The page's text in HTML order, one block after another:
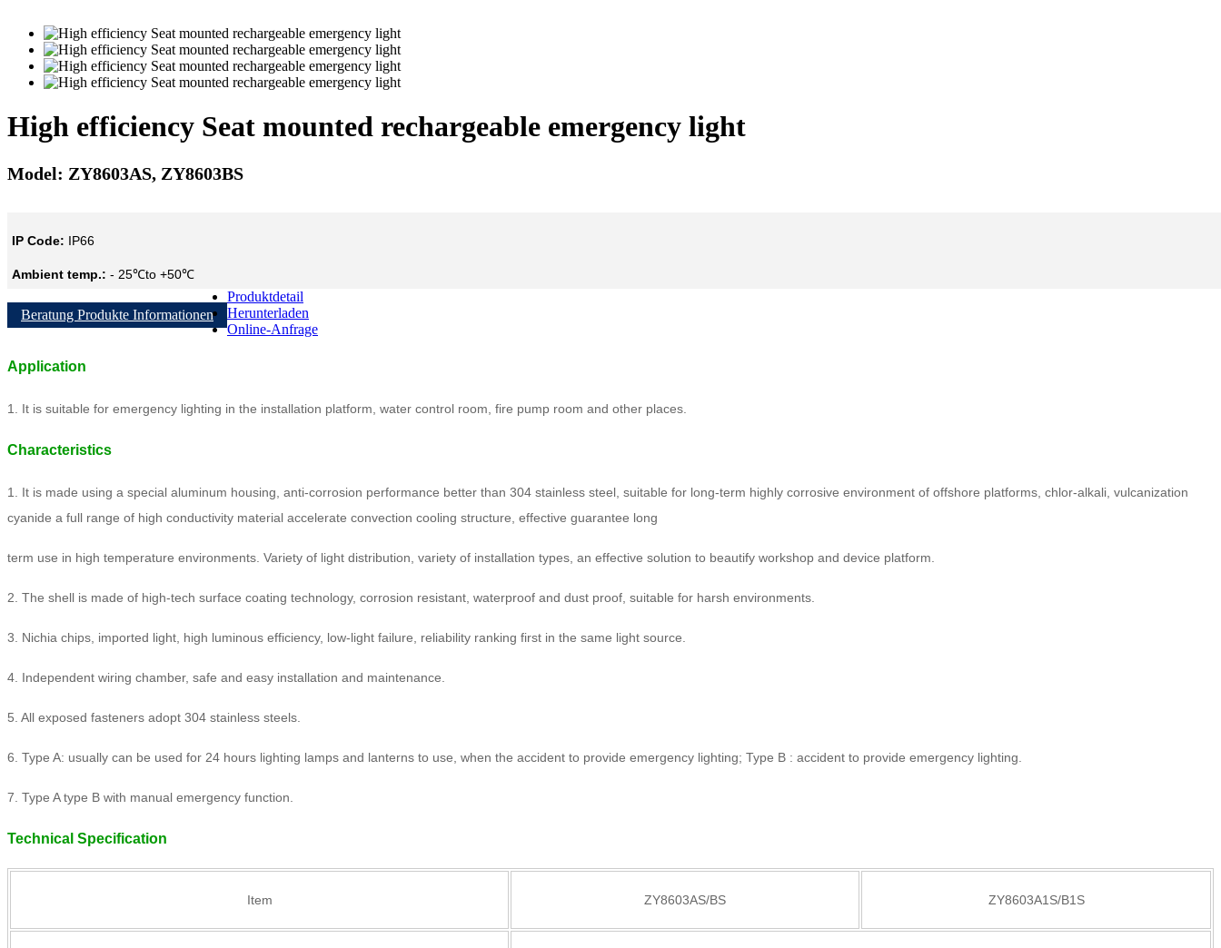
High efficiency Seat mounted rechargeable emergency light
Model: ZY8603AS, ZY8603BS
IP Code: IP66
Ambient temp.: - 25℃to +50℃
Beratung Produkte Informationen
Produktdetail
Herunterladen
Online-Anfrage
Application
1. It is suitable for emergency lighting in the installation platform, water control room, fire pump room and other places.
Characteristics
1. It is made using a special aluminum housing, anti-corrosion performance better than 304 stainless steel, suitable for long-term highly corrosive environment of offshore platforms, chlor-alkali, vulcanization
cyanide a full range of high conductivity material accelerate convection cooling structure, effective guarantee long
term use in high temperature environments. Variety of light distribution, variety of installation types, an effective solution to beautify workshop and device platform.
2. The shell is made of high-tech surface coating technology, corrosion resistant, waterproof and dust proof, suitable for harsh environments.
3. Nichia chips, imported light, high luminous efficiency, low-light failure, reliability ranking first in the same light source.
4. Independent wiring chamber, safe and easy installation and maintenance.
5. All exposed fasteners adopt 304 stainless steels.
6. Type A: usually can be used for 24 hours lighting lamps and lanterns to use, when the accident to provide emergency lighting; Type B : accident to provide emergency lighting.
7. Type A type B with manual emergency function.
Technical Specification
Item ZY8603AS/BS ZY8603A1S/B1S